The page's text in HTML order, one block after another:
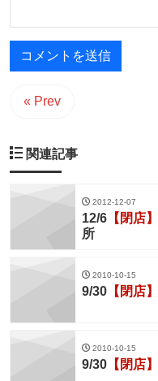
« Prev
関連記事
2012-12-07
12/6 【閉店】
所
2010-10-15
9/30 【閉店】
2010-10-15
9/30 【閉店】